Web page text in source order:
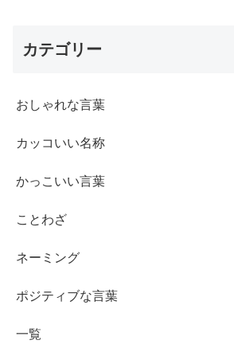
カテゴリー
おしゃれな言葉
カッコいい名称
かっこいい言葉
ことわざ
ネーミング
ポジティブな言葉
一覧